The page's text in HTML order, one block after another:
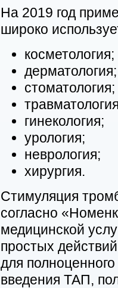
На 2019 год
широко
косметология;
дерматология;
стоматология;
гинекология;
урология;
неврология;
хирургия.
Стимуляция
согласно
медицинской
простых
для
введения ТАП,